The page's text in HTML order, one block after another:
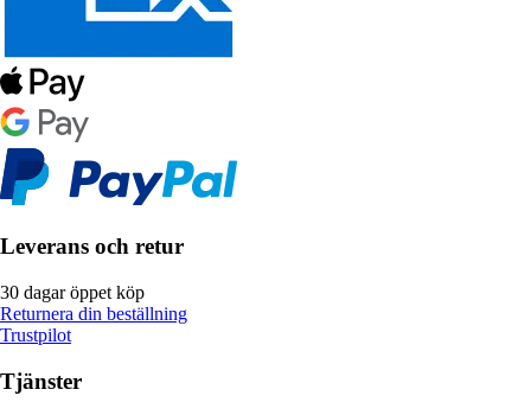
Leverans och retur
30 dagar öppet köp
Returnera din beställning
Trustpilot
Tjänster